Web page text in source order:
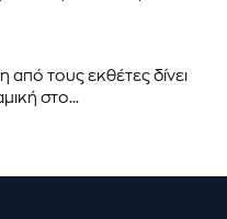
από τους εκθέτες δίνει
στο...